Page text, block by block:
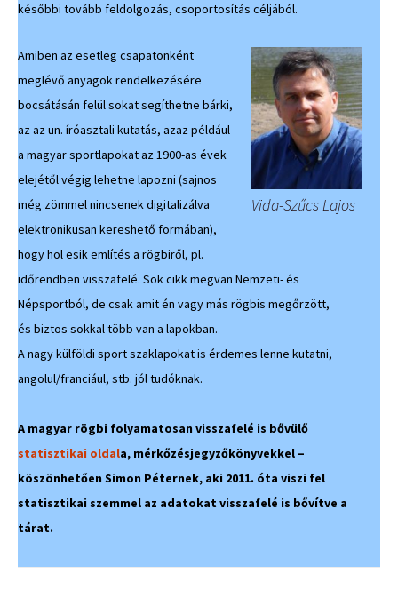
későbbi tovább feldolgozás, csoportosítás céljából.
Vida-Szűcs Lajos
Amiben az esetleg csapatonként
meglévő anyagok rendelkezésére
bocsátásán felül sokat segíthetne bárki,
az az un. íróasztali kutatás, azaz például
a magyar sportlapokat az 1900-as évek
elejétől végig lehetne lapozni (sajnos
még zömmel nincsenek digitalizálva
elektronikusan kereshető formában),
hogy hol esik említés a rögbiről, pl.
időrendben visszafelé. Sok cikk megvan Nemzeti- és
Népsportból, de csak amit én vagy más rögbis megőrzött,
és biztos sokkal több van a lapokban.
A nagy külföldi sport szaklapokat is érdemes lenne kutatni,
angolul/franciául, stb. jól tudóknak.
A magyar rögbi folyamatosan visszafelé is bővülő
statisztikai oldala, mérkőzésjegyzőkönyvekkel –
köszönhetően Simon Péternek, aki 2011. óta viszi fel
statisztikai szemmel az adatokat visszafelé is bővítve a
tárat.